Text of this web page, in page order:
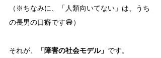
（※ちなみに、「人類向いてない」は、うち
の長男の口癖です😅）
それが、 「障害の社会モデル」 です。